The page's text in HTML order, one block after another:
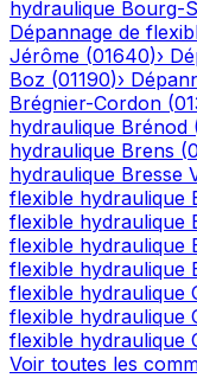
hydraulique Bourg-
Dépannage de
Jérôme (01640)›
Boz (01190)›
Brégnier-Cordon (
hydraulique Brénod
hydraulique Brens (
hydraulique Bresse
flexible hydraulique
flexible hydraulique
flexible hydraulique
flexible hydraulique
flexible hydraulique
flexible hydraulique
flexible hydraulique
Voir toutes les